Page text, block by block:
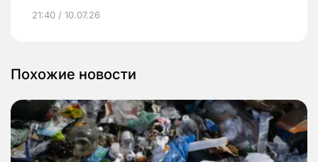
21:40 / 10.07.26
Похожие новости